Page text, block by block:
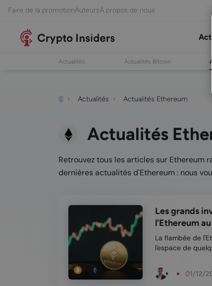
Faire de la promotionAuteursÀ propos de nous
Actualités Actualités Bitcoin
Actualités Actualités Ethereum
Actualités
Retrouvez tous les articles sur Ethereum
dernières actualités d'Ethereum : nous
Les grands
l'Ethereum
La flambée de
l'espace de
500 dollars. Le
l...
01/12/